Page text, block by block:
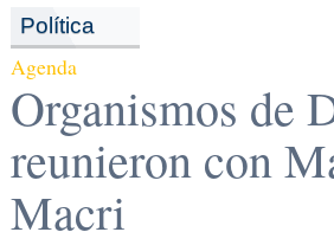
Política
Agenda
Organismos de
reunieron con
Macri